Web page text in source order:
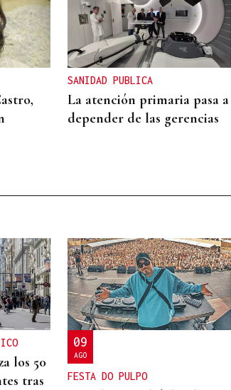
SANIDAD PUBLICA
La atención primaria pasa a
depender de las gerencias
los 50
tras
09
AGO
FESTA DO PULPO